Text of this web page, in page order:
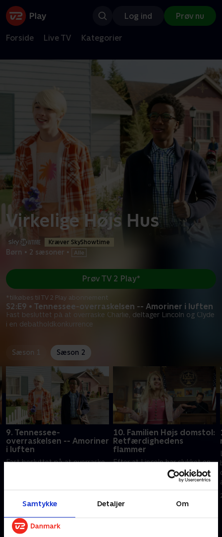
Samtykke Detaljer Om
Log ind Prøv nu
Forside Live TV Kategorier
Virkelige Højs Hus
Kræver SkyShowtime
Børn • 2 sæsoner •
S2:E9 • Tennessee-overraskelsen -- Amoriner i luften
Fast besluttet på at overraske Charlie, deltager Lincoln og Clyde
i en debatholdkonkurrence
Prøv TV 2 Play*
*tilkøbes til TV 2 Play abonnement
Sæson 1 Sæson 2
9. Tennessee-
overraskelsen -- Amoriner
i luften
Fast besluttet på at overraske
debatholdkonkurrence
28. december 2024 • 21 min
10. Familien Højs domstol:
Retfærdighedens
flammer
Efter at Lincoln har slukket en
brand i køkkenet, må familien
finde ud af, hvem der har
ansvaret
28. december 2024 • 21 min
Andre så også